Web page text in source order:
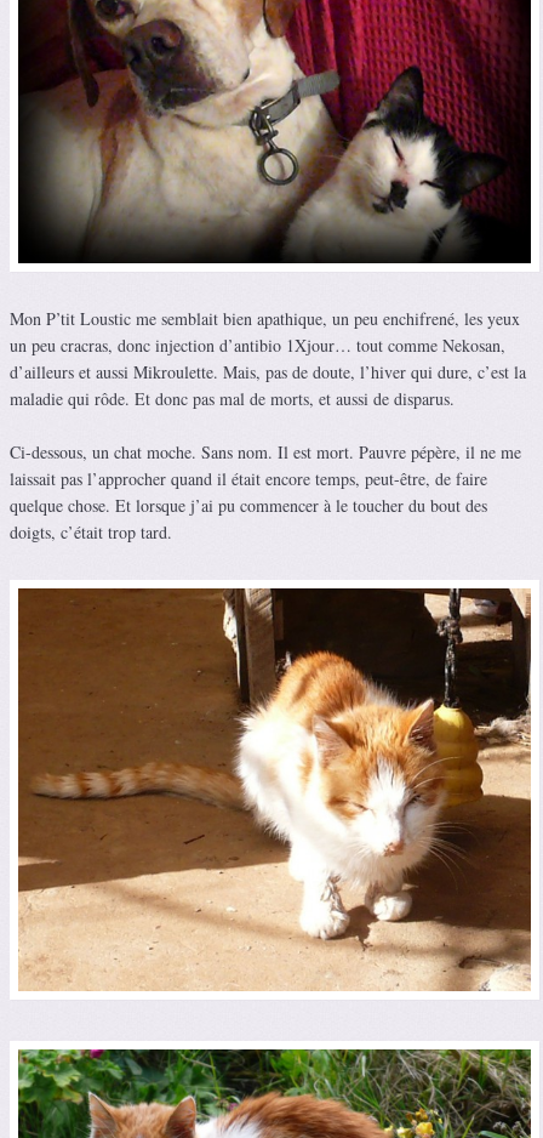
Mon P’tit Loustic me semblait bien apathique, un peu enchifrené, les yeux
un peu cracras, donc injection d’antibio 1Xjour… tout comme Nekosan,
d’ailleurs et aussi Mikroulette. Mais, pas de doute, l’hiver qui dure, c’est la
maladie qui rôde. Et donc pas mal de morts, et aussi de disparus.
Ci-dessous, un chat moche. Sans nom. Il est mort. Pauvre pépère, il ne me
laissait pas l’approcher quand il était encore temps, peut-être, de faire
quelque chose. Et lorsque j’ai pu commencer à le toucher du bout des
doigts, c’était trop tard.